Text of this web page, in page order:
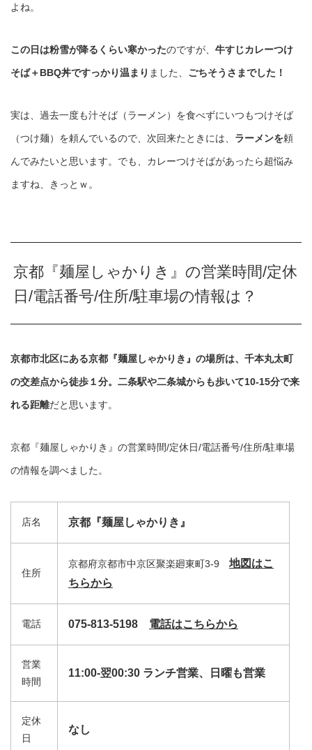
よね。
この日は粉雪が降るくらい寒かったのですが、 牛すじカレーつけ
そば＋BBQ丼ですっかり温まり ました、 ごちそうさまでした！
実は、過去一度も汁そば（ラーメン）を食べずにいつもつけそば
（つけ麺）を頼んでいるので、次回来たときには、 ラーメンを頼
んでみたいと思います。でも、カレーつけそばがあったら超悩み
ますね、きっとｗ。
京都『麺屋しゃかりき』の営業時間/定休
日/電話番号/住所/駐車場の情報は？
京都市北区にある京都『麺屋しゃかりき』の場所は、千本丸太町
の交差点から徒歩１分。二条駅や二条城からも歩いて10-15分で来
れる距離だと思います。
京都『麺屋しゃかりき』の営業時間/定休日/電話番号/住所/駐車場
の情報を調べました。
店名 京都『麺屋しゃかりき』
住所
京都府京都市中京区聚楽廻東町3-9 地図はこ
ちらから
電話 075-813-5198 電話はこちらから
営業
時間
11:00-翌00:30 ランチ営業、日曜も営業
定休
日
なし